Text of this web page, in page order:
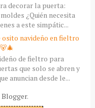
decorar la puerta:
¿Quién necesita
a este simpátic...
navideño en fieltro
de fieltro para
que solo se abren y
anuncian desde le...
Blogger.